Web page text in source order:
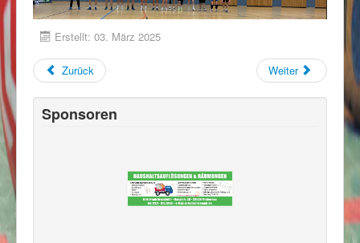
Erstellt: 03. März 2025
Zurück Weiter
Sponsoren